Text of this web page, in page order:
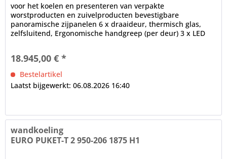
voor het koelen en presenteren van verpakte
worstproducten en zuivelproducten bevestigbare
panoramische zijpanelen 6 x draaideur, thermisch glas,
zelfsluitend, Ergonomische handgreep (per deur) 3 x LED
18.945,00 € *
Bestelartikel
Laatst bijgewerkt: 06.08.2026 16:40
wandkoeling
EURO PUKET-T 2 950-206 1875 H1